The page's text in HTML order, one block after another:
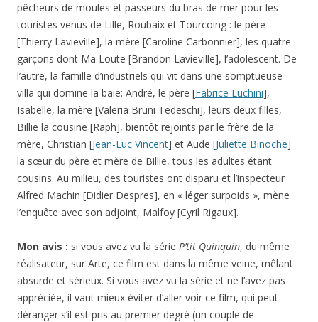
pêcheurs de moules et passeurs du bras de mer pour les
touristes venus de Lille, Roubaix et Tourcoing : le père
[Thierry Lavieville], la mère [Caroline Carbonnier], les quatre
garçons dont Ma Loute [Brandon Lavieville], l’adolescent. De
l’autre, la famille d’industriels qui vit dans une somptueuse
villa qui domine la baie: André, le père [Fabrice Luchini],
Isabelle, la mère [Valeria Bruni Tedeschi], leurs deux filles,
Billie la cousine [Raph], bientôt rejoints par le frère de la
mère, Christian [Jean-Luc Vincent] et Aude [Juliette Binoche]
la sœur du père et mère de Billie, tous les adultes étant
cousins. Au milieu, des touristes ont disparu et l’inspecteur
Alfred Machin [Didier Despres], en « léger surpoids », mène
l’enquête avec son adjoint, Malfoy [Cyril Rigaux].
Mon avis : si vous avez vu la série P’tit Quinquin, du même
réalisateur, sur Arte, ce film est dans la même veine, mêlant
absurde et sérieux. Si vous avez vu la série et ne l’avez pas
appréciée, il vaut mieux éviter d’aller voir ce film, qui peut
déranger s’il est pris au premier degré (un couple de